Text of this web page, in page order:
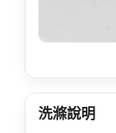
洗滌說明